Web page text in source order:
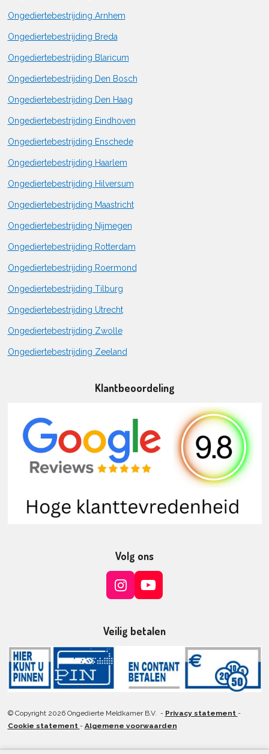
Ongediertebestrijding Arnhem
Ongediertebestrijding Breda
Ongediertebestrijding Blaricum
Ongediertebestrijding Den Bosch
Ongediertebestrijding Den Haag
Ongediertebestrijding Eindhoven
Ongediertebestrijding Enschede
Ongediertebestrijding Haarlem
Ongediertebestrijding Hilversum
Ongediertebestrijding Maastricht
Ongediertebestrijding Nijmegen
Ongediertebestrijding Rotterdam
Ongediertebestrijding Roermond
Ongediertebestrijding Tilburg
Ongediertebestrijding Utrecht
Ongediertebestrijding Zwolle
Ongediertebestrijding Zeeland
Klantbeoordeling
Volg ons
I
t
Y
T
e
Veilig betalen
© Copyright 2026 Ongedierte Meldkamer B.V. - Privacy statement -
Cookie statement - Algemene voorwaarden